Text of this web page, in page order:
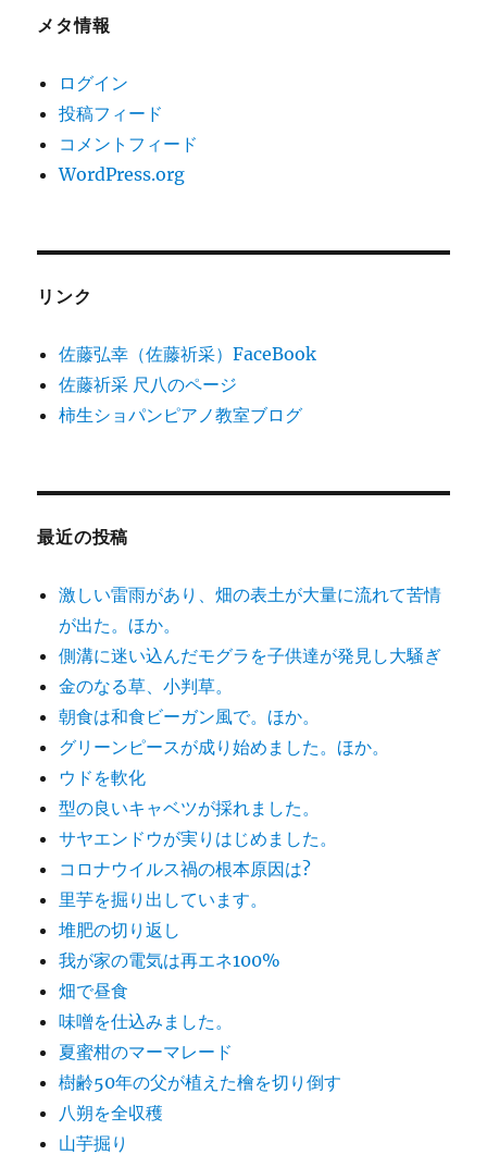
メタ情報
ログイン
投稿フィード
コメントフィード
WordPress.org
リンク
佐藤弘幸（佐藤祈采）FaceBook
佐藤祈采 尺八のページ
柿生ショパンピアノ教室ブログ
最近の投稿
激しい雷雨があり、畑の表土が大量に流れて苦情
が出た。ほか。
側溝に迷い込んだモグラを子供達が発見し大騒ぎ
金のなる草、小判草。
朝食は和食ビーガン風で。ほか。
グリーンピースが成り始めました。ほか。
ウドを軟化
型の良いキャベツが採れました。
サヤエンドウが実りはじめました。
コロナウイルス禍の根本原因は?
里芋を掘り出しています。
堆肥の切り返し
我が家の電気は再エネ100%
畑で昼食
味噌を仕込みました。
夏蜜柑のマーマレード
樹齢50年の父が植えた檜を切り倒す
八朔を全収穫
山芋掘り